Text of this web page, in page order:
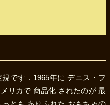
です．1965年に デニス・フ
リカで 商品化 されたのが 最